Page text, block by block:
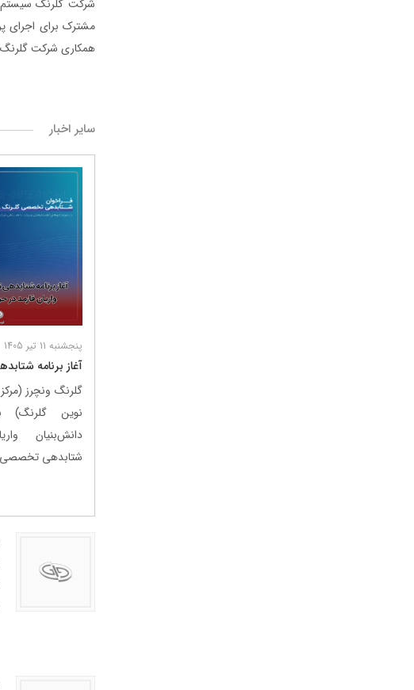
شرکت گلرنگ ‌سیستم
مشترک برای اجرای
همکاری شرکت گلرنگ
سایر اخبار
پنجشنبه 11 تیر 1405
آغاز برنامه
گلرنگ ونچرز
نوین گلرنگ)
دانش‌بنیان
شتابدهی تخصصی